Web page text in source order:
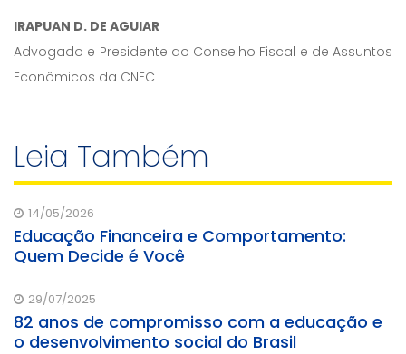
IRAPUAN D. DE AGUIAR
Advogado e Presidente do Conselho Fiscal e de Assuntos
Econômicos da CNEC
Leia Também
14/05/2026
Educação Financeira e Comportamento:
Quem Decide é Você
29/07/2025
82 anos de compromisso com a educação e
o desenvolvimento social do Brasil